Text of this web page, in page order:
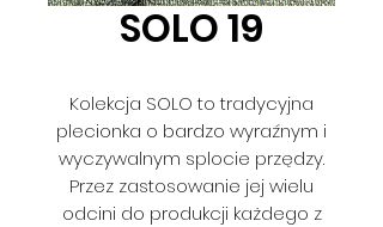
SOLO 19
Kolekcja SOLO to tradycyjna
plecionka o bardzo wyraźnym i
wyczywalnym splocie przędzy.
Przez zastosowanie jej wielu
odcini do produkcji każdego z